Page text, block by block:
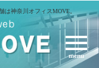
は神奈川オフィスMOVE。
menu